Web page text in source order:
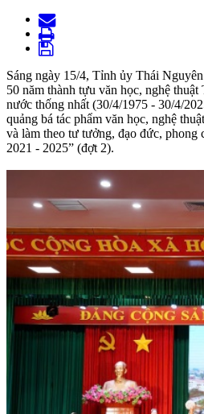
Sáng ngày 15/4, Tỉnh ủy Thái
50 năm thành tựu văn học, nghệ
nước thống nhất (30/4/1975 - 30/4/
quảng bá tác phẩm văn học, nghệ
và làm theo tư tưởng, đạo đức,
2021 - 2025” (đợt 2).